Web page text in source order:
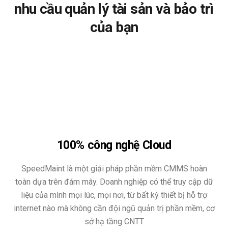
nhu cầu quản lý tài sản và bảo trì
của bạn
100% công nghệ Cloud
SpeedMaint là một giải pháp phần mềm CMMS hoàn
toàn dựa trên đám mây. Doanh nghiệp có thể truy cập dữ
liệu của mình mọi lúc, mọi nơi, từ bất kỳ thiết bị hỗ trợ
internet nào mà không cần đội ngũ quản trị phần mềm, cơ
sở hạ tầng CNTT